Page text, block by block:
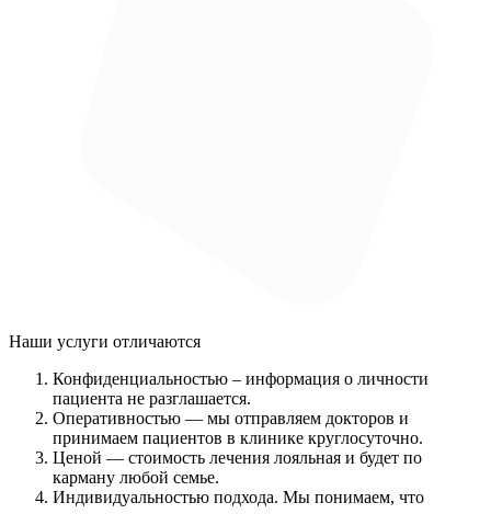
Наши услуги отличаются
Конфиденциальностью – информация о личности
пациента не разглашается.
Оперативностью — мы отправляем докторов и
принимаем пациентов в клинике круглосуточно.
Ценой — стоимость лечения лояльная и будет по
карману любой семье.
Индивидуальностью подхода. Мы понимаем, что